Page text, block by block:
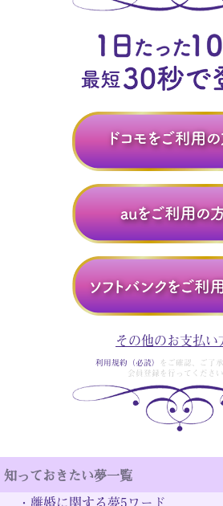
その他のお支払い
利用規約（必読）
をご確認、ご了
会員登録を行ってください
知っておきたい夢一覧
・ 離婚に関する夢5ワード